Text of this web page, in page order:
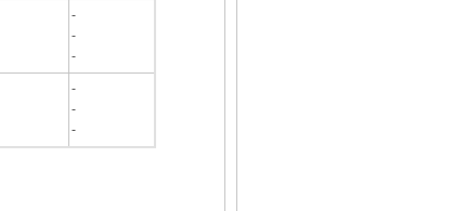
-
-
-
-
-
-